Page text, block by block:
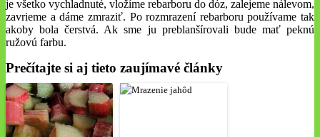
je všetko vychladnuté, vložíme rebarboru do dóz, zalejeme nálevom,
zavrieme a dáme zmraziť. Po rozmrazení rebarboru používame tak
akoby bola čerstvá. Ak sme ju preblanšírovali bude mať peknú
ružovú farbu.
Prečítajte si aj tieto zaujímavé články